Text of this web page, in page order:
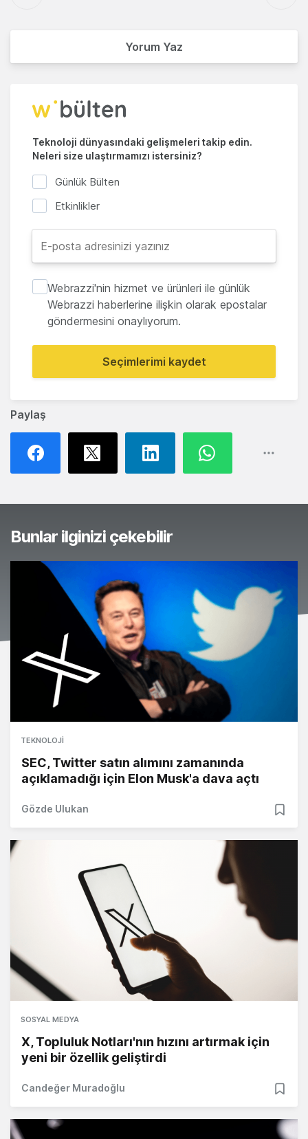
Paylaş
Yorum Yaz
Teknoloji dünyasındaki gelişmeleri takip edin.
Neleri size ulaştırmamızı istersiniz?
Günlük Bülten
Etkinlikler
Webrazzi'nin hizmet ve ürünleri ile günlük
Webrazzi haberlerine ilişkin olarak epostalar
göndermesini onaylıyorum.
Seçimlerimi kaydet
Bunlar ilginizi çekebilir
TEKNOLOJI
SEC, Twitter satın alımını zamanında
açıklamadığı için Elon Musk'a dava açtı
Gözde Ulukan
SOSYAL MEDYA
X, Topluluk Notları'nın hızını artırmak için
yeni bir özellik geliştirdi
Candeğer Muradoğlu